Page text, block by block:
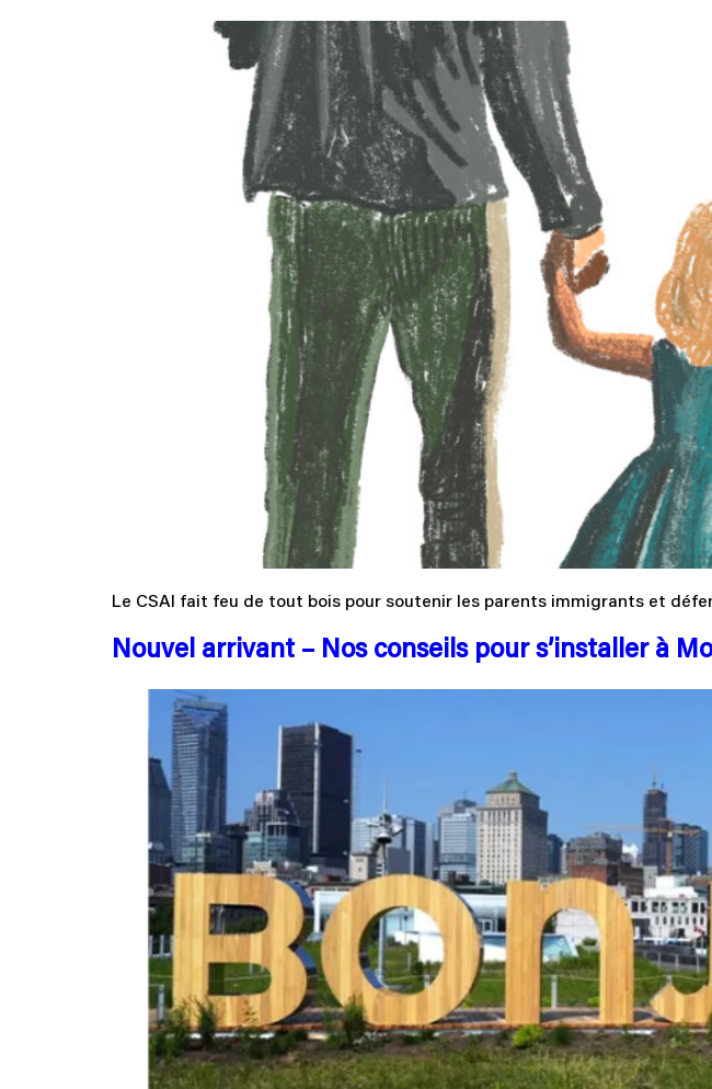
Le CSAI fait feu de tout bois pour soutenir les parents immigrants et
Nouvel arrivant – Nos conseils pour s’installer à